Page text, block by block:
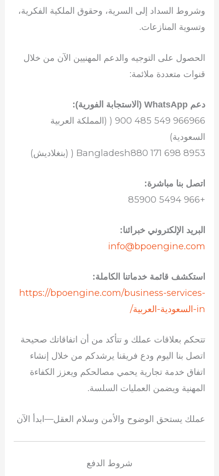
وشروط السداد إلى السرية، وحقوق الملكية الفكرية،
وتسوية المنازعات.
الحصول على التوجيه والدعم المهنيين الآن من خلال
قنوات متعددة ملائمة:
دعم WhatsApp (الاستجابة الفورية):
966966 549 485 900 ( (المملكة العربية
السعودية)
Bangladesh880 171 698 8953 ( (بنغلاديش)
اتصل بنا مباشرة:
+966 5494 85900
البريد الإلكتروني خبرائنا:
info@bpoengine.com
استكشف قائمة خدماتنا الكاملة:
https://bpoengine.com/business-services-
in-السعودية-العربية/
تتحكم بعلاقات عملك و تتأكد من أن اتفاقاتك صحيحة
اتصل بنا اليوم ودع فريقنا يرشدكم من خلال إنشاء
اتفاق خدمة تجارية يحمي مصالحكم ويعزز الكفاءة
المهنية ويضمن العمليات السلسة.
عملك يستحق الوضوح والأمن وسلام العقل—ابدأ الآن
شروط الدفع